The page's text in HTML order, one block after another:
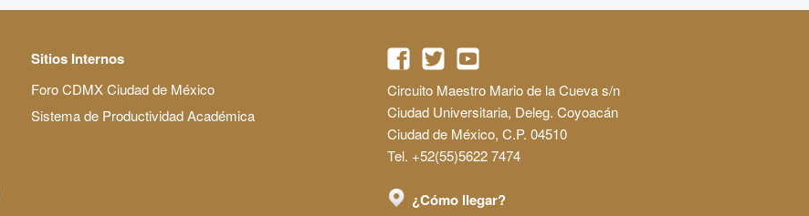
Sitios Internos
Foro CDMX Ciudad de México
Sistema de Productividad Académica
Circuito Maestro Mario de la Cueva s/n
Ciudad Universitaria, Deleg. Coyoacán
Ciudad de México, C.P. 04510
Tel. +52(55)5622 7474
¿Cómo llegar?